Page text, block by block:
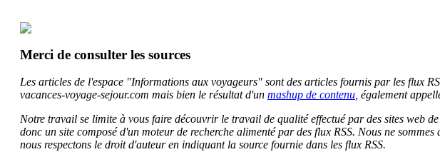
Merci de consulter les sources
Les articles de l'espace "Informations aux voyageurs" sont des articles fournis par les flux
vacances-voyage-sejour.com mais bien le résultat d'un mashup de contenu, également
Notre travail se limite à vous faire découvrir le travail de qualité effectué par des sites web
donc un site composé d'un moteur de recherche alimenté par des flux RSS. Nous ne
nous respectons le droit d'auteur en indiquant la source fournie dans les flux RSS.